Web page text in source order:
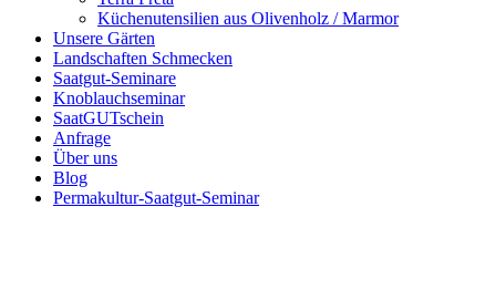
Küchenutensilien aus Olivenholz / Marmor
Unsere Gärten
Landschaften Schmecken
Saatgut-Seminare
Knoblauchseminar
SaatGUTschein
Anfrage
Über uns
Blog
Permakultur-Saatgut-Seminar